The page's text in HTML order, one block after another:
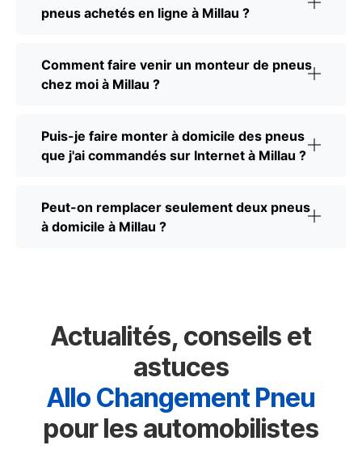
pneus achetés en ligne à Millau ?
Comment faire venir un monteur de pneus
chez moi à Millau ?
Puis-je faire monter à domicile des pneus
que j'ai commandés sur Internet à Millau ?
Peut-on remplacer seulement deux pneus
à domicile à Millau ?
Actualités, conseils et
astuces
Allo Changement Pneu
pour les automobilistes